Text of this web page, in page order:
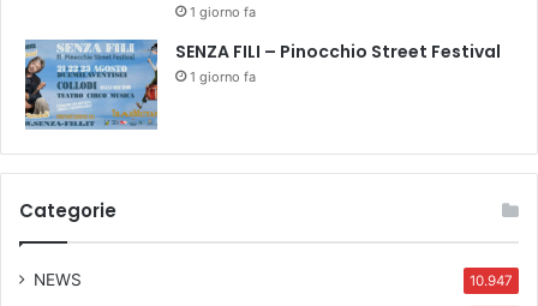
1 giorno fa
SENZA FILI – Pinocchio Street Festival
1 giorno fa
Categorie
NEWS 10.947